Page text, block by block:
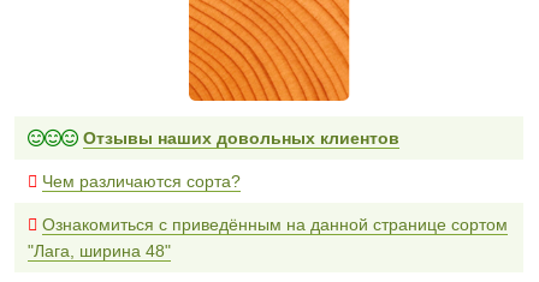
Отзывы наших довольных клиентов
Чем различаются сорта?
Ознакомиться с приведённым на данной странице сортом
"Лага, ширина 48"